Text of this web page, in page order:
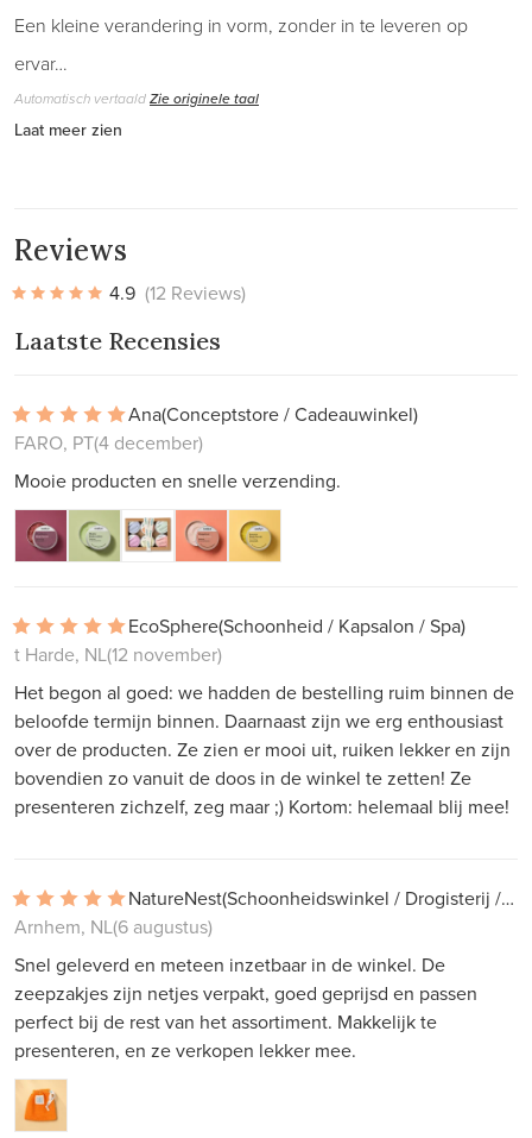
Een kleine verandering in vorm, zonder in te leveren op
ervar…
Automatisch vertaaldZie originele taal
Laat meer zien
Reviews
4.9 (12 Reviews)
Laatste Recensies
Ana(Conceptstore / Cadeauwinkel)
FARO, PT(4 december)
Mooie producten en snelle verzending.
EcoSphere(Schoonheid / Kapsalon / Spa)
t Harde, NL(12 november)
Het begon al goed: we hadden de bestelling ruim binnen de
beloofde termijn binnen. Daarnaast zijn we erg enthousiast
over de producten. Ze zien er mooi uit, ruiken lekker en zijn
bovendien zo vanuit de doos in de winkel te zetten! Ze
presenteren zichzelf, zeg maar ;) Kortom: helemaal blij mee!
NatureNest
(Schoonheidswinkel / Drogisterij / Apotheek)
Arnhem, NL(6 augustus)
Snel geleverd en meteen inzetbaar in de winkel. De
zeepzakjes zijn netjes verpakt, goed geprijsd en passen
perfect bij de rest van het assortiment. Makkelijk te
presenteren, en ze verkopen lekker mee.